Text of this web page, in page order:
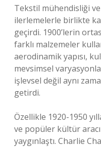
Tekstil mühendisliği
ilerlemelerle birlikte
geçirdi. 1900’lerin
farklı malzemeler
aerodinamik yapısı,
mevsimsel
işlevsel değil aynı
getirdi.
Özellikle 1920-1950
ve popüler kültür
yaygınlaştı. Charlie